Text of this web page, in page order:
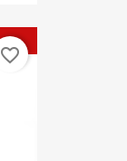
favorite_border